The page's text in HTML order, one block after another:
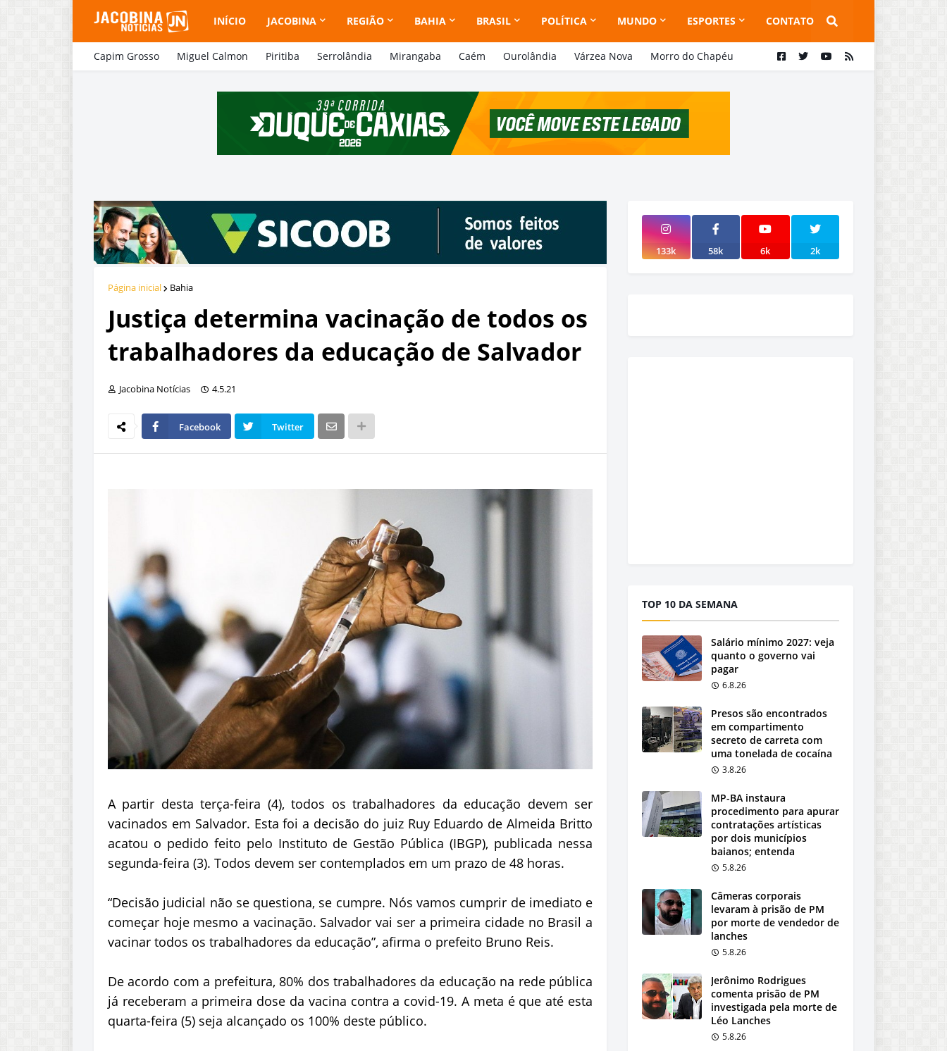
INÍCIO JACOBINA REGIÃO BAHIA BRASIL POLÍTICA MUNDO ESPORTES CONTATO
Capim Grosso Miguel Calmon Piritiba Serrolândia Mirangaba Caém Ourolândia Várzea Nova Morro do Chapéu
Página inicial Bahia
Justiça determina vacinação de todos os
trabalhadores da educação de Salvador
Jacobina Notícias 4.5.21
Facebook Twitter
A partir desta terça-feira (4), todos os trabalhadores da educação devem ser
vacinados em Salvador. Esta foi a decisão do juiz Ruy Eduardo de Almeida Britto
acatou o pedido feito pelo Instituto de Gestão Pública (IBGP), publicada nessa
segunda-feira (3). Todos devem ser contemplados em um prazo de 48 horas.
“Decisão judicial não se questiona, se cumpre. Nós vamos cumprir de imediato e
começar hoje mesmo a vacinação. Salvador vai ser a primeira cidade no Brasil a
vacinar todos os trabalhadores da educação”, afirma o prefeito Bruno Reis.
De acordo com a prefeitura, 80% dos trabalhadores da educação na rede pública
já receberam a primeira dose da vacina contra a covid-19. A meta é que até esta
quarta-feira (5) seja alcançado os 100% deste público.
133k 58k 6k 2k
TOP 10 DA SEMANA
Salário mínimo 2027: veja
quanto o governo vai
pagar
6.8.26
Presos são encontrados
em compartimento
secreto de carreta com
uma tonelada de cocaína
3.8.26
MP-BA instaura
procedimento para apurar
contratações artísticas
por dois municípios
baianos; entenda
5.8.26
Câmeras corporais
levaram à prisão de PM
por morte de vendedor de
lanches
5.8.26
Jerônimo Rodrigues
comenta prisão de PM
investigada pela morte de
Léo Lanches
5.8.26